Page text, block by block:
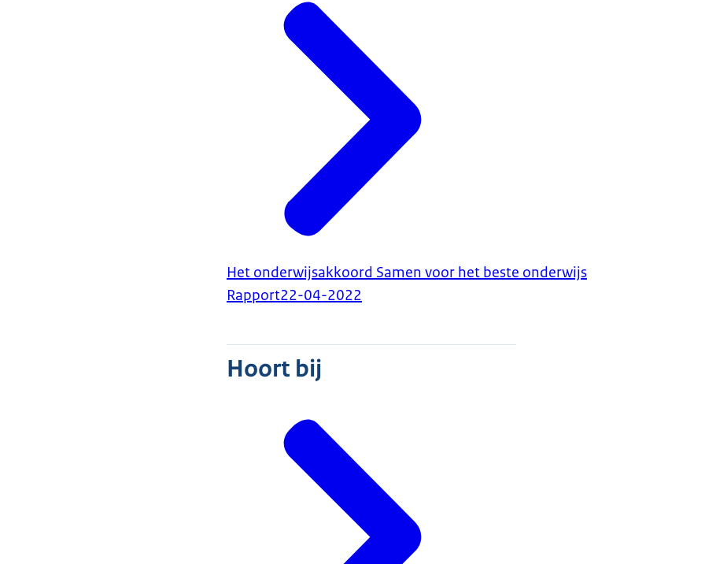
Het onderwijsakkoord Samen voor het beste onderwijs
Rapport22-04-2022
Hoort bij